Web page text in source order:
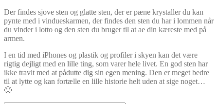
Der findes sjove sten og glatte sten, der er pæne krystaller du kan
pynte med i vindueskarmen, der findes den sten du har i lommen når
du vinder i lotto og den sten du bruger til at ae din kæreste med på
armen.
I en tid med iPhones og plastik og profiler i skyen kan det være
rigtig dejligt med en lille ting, som varer hele livet. En god sten har
ikke travlt med at pådutte dig sin egen mening. Den er meget bedre
til at lytte og kan fortælle en lille historie helt uden at sige noget…
🙂